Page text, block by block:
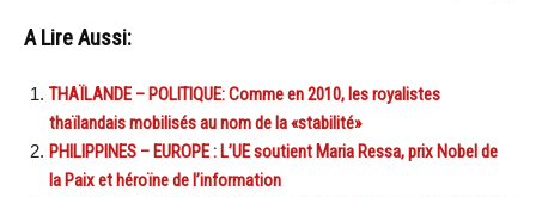
A Lire Aussi:
THAÏLANDE – POLITIQUE: Comme en 2010, les royalistes
thaïlandais mobilisés au nom de la «stabilité»
PHILIPPINES – EUROPE : L’UE soutient Maria Ressa, prix Nobel de
la Paix et héroïne de l’information